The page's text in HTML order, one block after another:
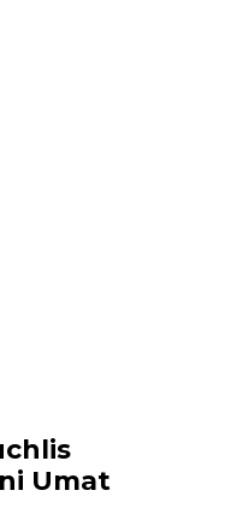
Umat